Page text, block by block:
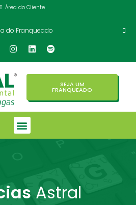
Área do Cliente
do Franqueado
SEJA UM
FRANQUEADO
Astral